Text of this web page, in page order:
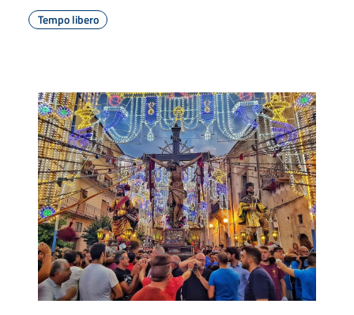
Tempo libero